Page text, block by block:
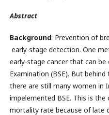
Abstract
Background: Prevention of
early-stage detection. One
early-stage cancer that can be
Examination (BSE). But
there are still many women in
impelemented BSE. This is
mortality rate because of late